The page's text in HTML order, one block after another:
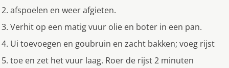
afspoelen en weer afgieten.
Verhit op een matig vuur olie en boter in een pan.
Ui toevoegen en goubruin en zacht bakken; voeg rijst
toe en zet het vuur laag. Roer de rijst 2 minuten